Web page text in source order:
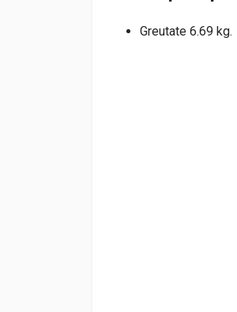
Greutate 6.69 kg.